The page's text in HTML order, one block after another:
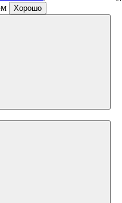
Хорошо